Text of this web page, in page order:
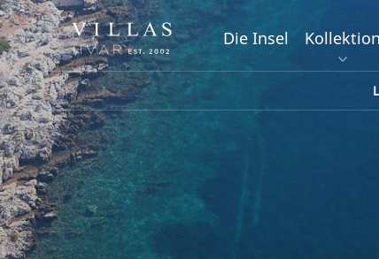
Die Insel Kollektion